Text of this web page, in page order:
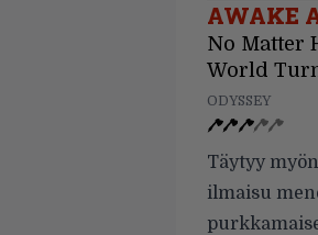
AWAKE
No Matter
World
ODYSSEY
Täytyy
ilmaisu